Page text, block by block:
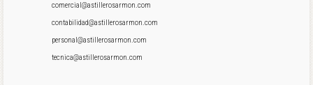
comercial@astillerosarmon.com
contabilidad@astillerosarmon.com
personal@astillerosarmon.com
tecnica@astillerosarmon.com